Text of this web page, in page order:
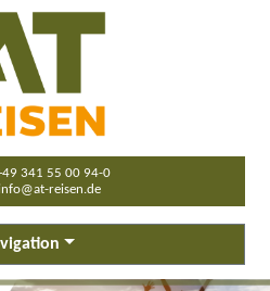
341 55 00 94-0
reisen.de